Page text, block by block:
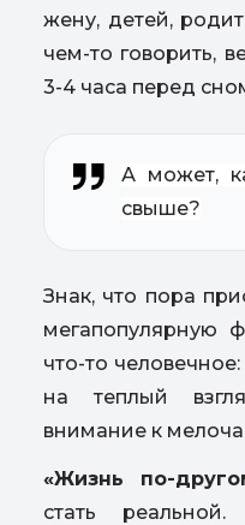
жену, детей,
чем-то говорить,
3-4 часа перед
А может,
свыше?
Знак, что пора
мегапопулярную
что-то
на теплый
внимание к
«Жизнь по-
стать реальной.